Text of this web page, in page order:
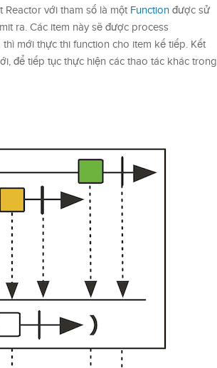
với tham số là một Function được sử
ra. Các item này sẽ được process
mới thực thi function cho item kế tiếp. Kết
để tiếp tục thực hiện các thao tác khác trong